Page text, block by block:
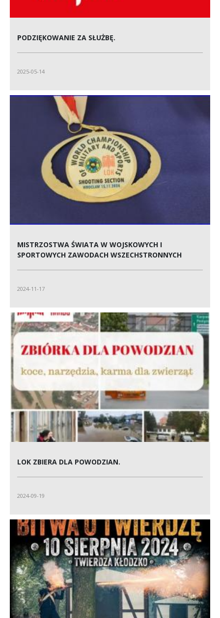
PODZIĘKOWANIE ZA SŁUŻBĘ.
2025-05-14
MISTRZOSTWA ŚWIATA W WOJSKOWYCH I
SPORTOWYCH ZAWODACH WSZECHSTRONNYCH
2024-11-17
LOK ZBIERA DLA POWODZIAN.
2024-09-19